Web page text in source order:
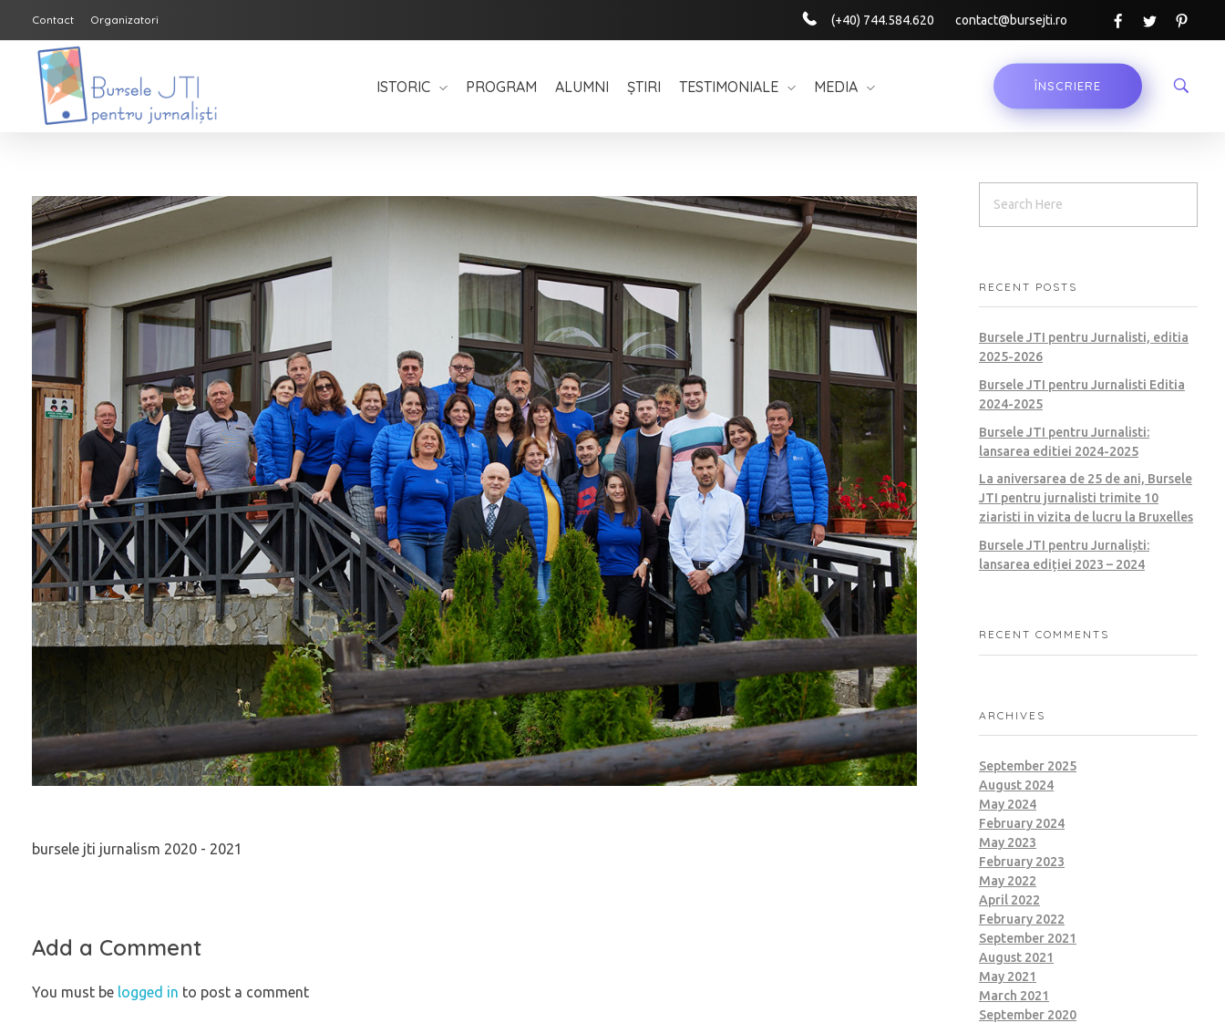
Contact Organizatori (+40) 744.584.620 contact@bursejti.ro
ÎNSCRIERE
ISTORIC PROGRAM ALUMNI ȘTIRI TESTIMONIALE MEDIA
bursele jti jurnalism 2020 - 2021
Add a Comment
You must be logged in to post a comment
RECENT POSTS
Bursele JTI pentru Jurnalisti, editia
2025-2026
Bursele JTI pentru Jurnalisti Editia
2024-2025
Bursele JTI pentru Jurnalisti:
lansarea editiei 2024-2025
La aniversarea de 25 de ani, Bursele
JTI pentru jurnalisti trimite 10
ziaristi in vizita de lucru la Bruxelles
Bursele JTI pentru Jurnaliști:
lansarea ediției 2023 – 2024
RECENT COMMENTS
ARCHIVES
September 2025
August 2024
May 2024
February 2024
May 2023
February 2023
May 2022
April 2022
February 2022
September 2021
August 2021
May 2021
March 2021
September 2020